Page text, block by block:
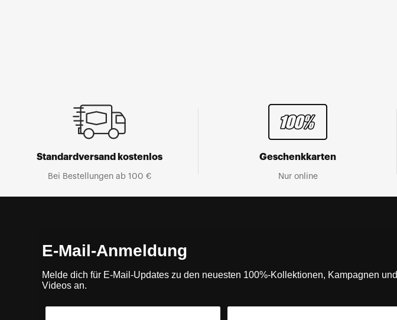
Standardversand kostenlos
Bei Bestellungen ab 100 €
Geschenkkarten
Nur online
E-Mail-Anmeldung
Melde dich für E-Mail-Updates zu den neuesten 100%-Kollektionen, Kampagnen und
Videos an.